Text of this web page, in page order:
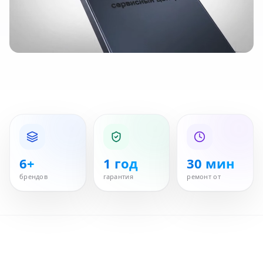
6+
брендов
1 год
гарантия
30 мин
ремонт от